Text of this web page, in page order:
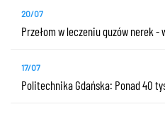
20/07
Przełom w leczeniu guzów nerek
17/07
Politechnika Gdańska: Ponad 40